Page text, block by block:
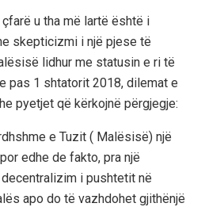
u tha më lartë është i
skepticizmi i një pjese të
lidhur me statusin e ri të
pas 1 shtatorit 2018, dilemat e
pyetjet që kërkojnë përgjegje:
e Tuzit ( Malësisë) një
edhe de fakto, pra një
i pushtetit në
apo do të vazhdohet gjithënjë